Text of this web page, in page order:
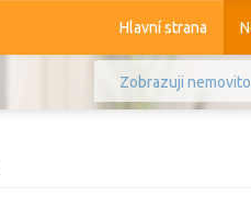
Hlavní strana
Zobrazuji